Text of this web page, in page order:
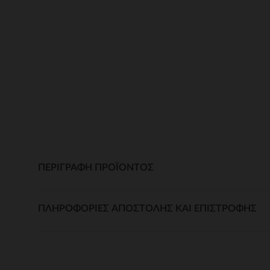
ΠΕΡΙΓΡΑΦΉ ΠΡΟΪΌΝΤΟΣ
ΠΛΗΡΟΦΟΡΊΕΣ ΑΠΟΣΤΟΛΉΣ ΚΑΙ ΕΠΙΣΤΡΟΦΉΣ